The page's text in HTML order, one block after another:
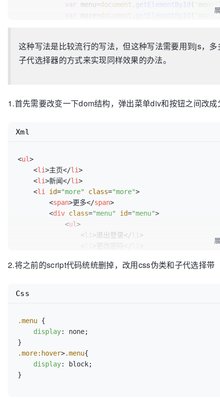
var menu=document . getElementById ( 'menu'
document 'more'
            });
            more.
addEventListener('mouseleave'
</script>
这种写法是比较流行的写法，但这种写法需要用到js，
子代选择器的方式来实现同样效果的办法。
1.首先需要改变一下dom结构，弹出菜单div和按钮之间改成
<ul>
<li>主页</li>
<li>新闻</li>
<li id="more" class="more">
<span>更多</span>
<div class="menu" id="menu">
<ul >
<li >退出登录</li >
更改密码
</div>
Xml
2.将之前的script代码统统删掉，改用css伪类和子代选择带
.menu {
display: none;
.more:hover>.menu{
display: block;
Css